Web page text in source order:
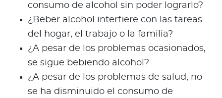
consumo de alcohol sin poder lograrlo?
¿Beber alcohol interfiere con las tareas
del hogar, el trabajo o la familia?
¿A pesar de los problemas ocasionados,
se sigue bebiendo alcohol?
¿A pesar de los problemas de salud, no
se ha disminuido el consumo de